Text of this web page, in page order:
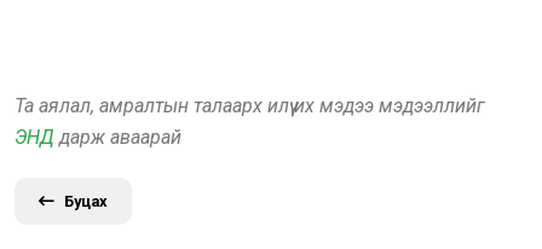
Та аялал, амралтын талаарх илүү их мэдээ мэдээллийг
ЭНД дарж аваарай
Буцах